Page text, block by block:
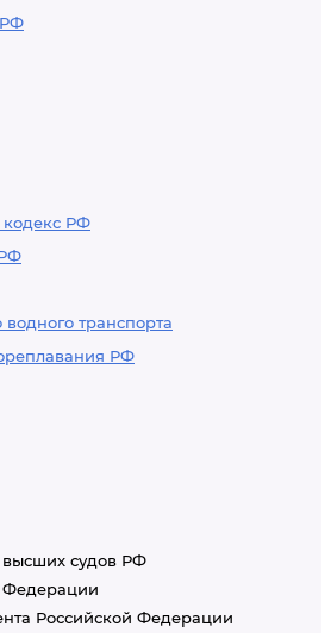
кодекс РФ
транспорта
РФ
судов РФ
Федерации
Российской Федерации